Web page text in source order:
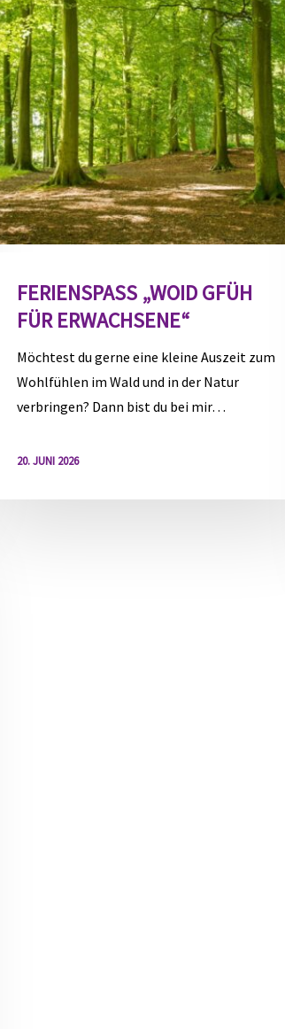
FERIENSPASS „WOID GFÜH F
ÜR ERWACHSENE“
Möchtest du gerne eine kleine Auszeit zum
Wohlfühlen im Wald und in der Natur
verbringen? Dann bist du bei mir…
20. JUNI 2026